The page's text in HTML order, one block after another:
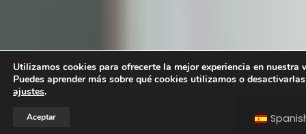
Utilizamos cookies para ofrecerte la mejor experiencia en nuestra
Puedes aprender más sobre qué cookies utilizamos o
ajustes.
Aceptar